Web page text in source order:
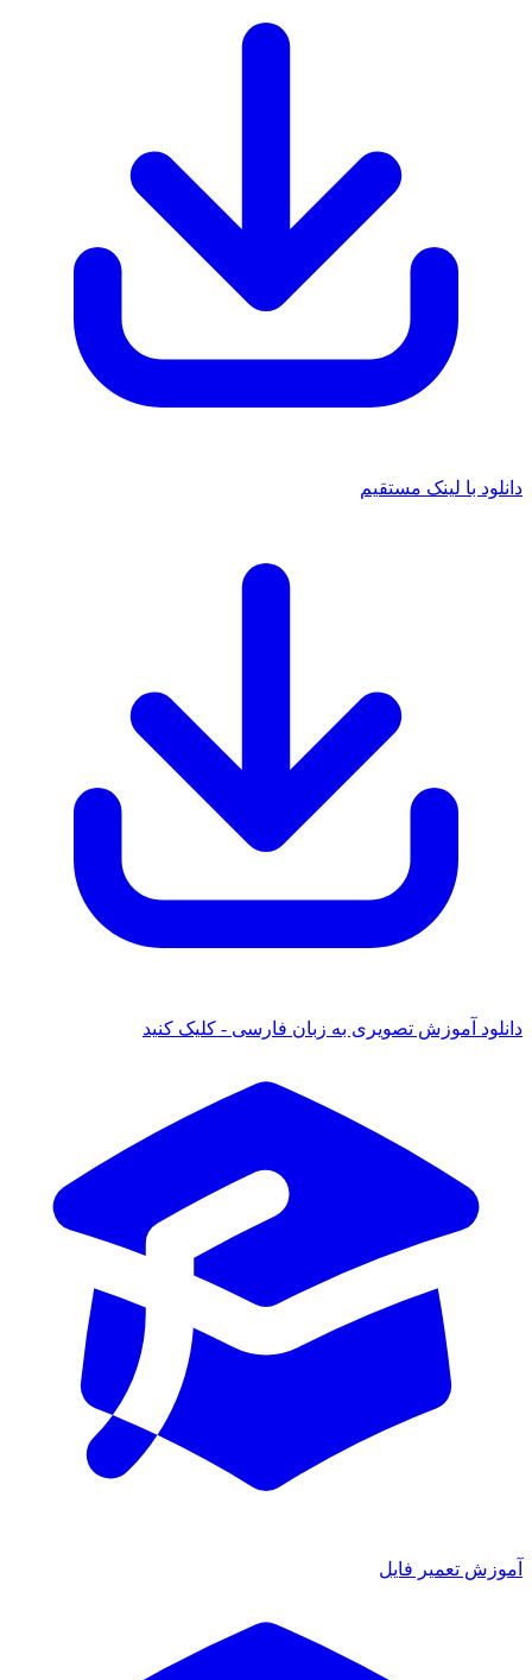
دانلود با لینک مستقیم
دانلود آموزش تصویری به زبان فارسی - کلیک کنید
آموزش تعمیر فایل